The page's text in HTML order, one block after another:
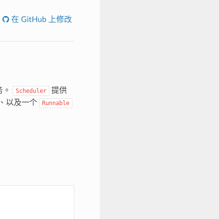
在 GitHub 上修改
Scheduler
提供
以及一个
Runnable